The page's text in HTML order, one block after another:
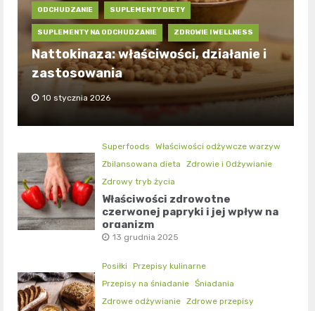
ODCHUDZANIE SUPLEMENTY DIETY
SUPLEMENTY NA ODCHUDZANIE ZDROWIE I WELLNESS
Nattokinaza: właściwości, działanie i
zastosowania
10 stycznia 2026
Superfoods
Właściwości odżywcze warzyw
Zbilansowana dieta
Zdrowie i Odżywianie
Zdrowy tryb życia
Właściwości zdrowotne
czerwonej papryki i jej wpływ na
organizm
13 grudnia 2025
Posiłki
Przepisy kulinarne
Przepisy na śniadanie Śniadania
Zdrowe odżywianie Zdrowe przepisy